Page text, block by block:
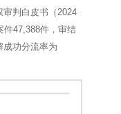
判白皮书（2024
件47,388件，审结
成功分流率为